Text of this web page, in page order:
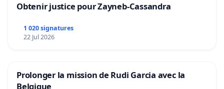
Obtenir justice pour Zayneb-Cassandra
1 020 signatures
22 Jul 2026
Prolonger la mission de Rudi Garcia avec la
Belgique